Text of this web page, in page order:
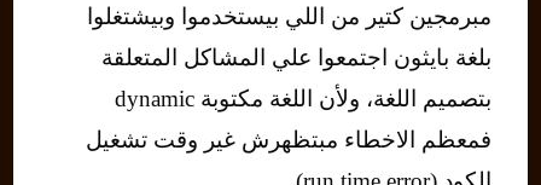
مبرمجين كتير من اللي بيستخدموا وبيشتغلوا
بلغة بايثون اجتمعوا علي المشاكل المتعلقة
بتصميم اللغة، ولأن اللغة مكتوبة dynamic
فمعظم الاخطاء مبتظهرش غير وقت تشغيل